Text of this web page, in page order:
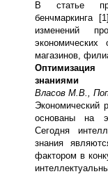
В статье
бенчмаркинга
изменений
магазинов,
знаниями
Власов М.В.,
Экономический
основаны на
Сегодня
знания
фактором в